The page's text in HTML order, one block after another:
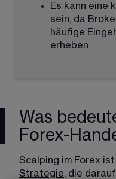
Es kann eine
sein, da
häufige
erheben
Was
Forex-
Scalping im Forex
Strategie, die